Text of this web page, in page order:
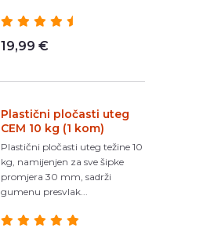
19,99 €
Plastični pločasti uteg
CEM 10 kg (1 kom)
Plastični pločasti uteg težine 10
kg, namijenjen za sve šipke
promjera 30 mm, sadrži
gumenu presvlak...